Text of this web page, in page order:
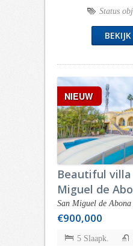
Status
NIEUW
Beautiful villa
Miguel de
San Miguel de
€900,000
5 Slaapk.